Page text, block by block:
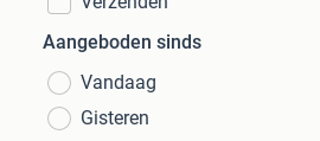
Aangeboden sinds
Vandaag
Gisteren